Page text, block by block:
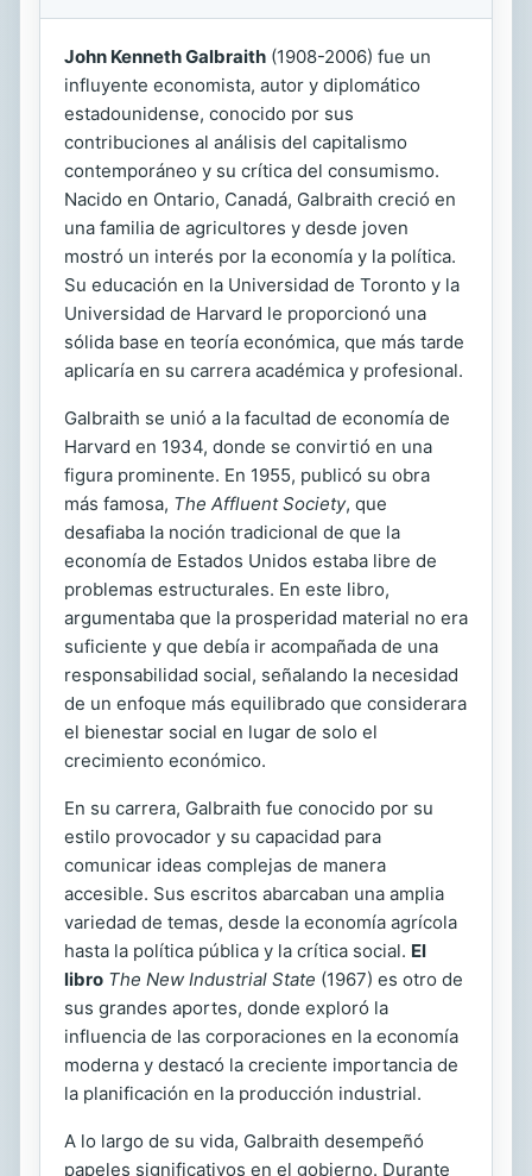
John Kenneth Galbraith (1908-2006) fue un
influyente economista, autor y diplomático
estadounidense, conocido por sus
contribuciones al análisis del capitalismo
contemporáneo y su crítica del consumismo.
Nacido en Ontario, Canadá, Galbraith creció en
una familia de agricultores y desde joven
mostró un interés por la economía y la política.
Su educación en la Universidad de Toronto y la
Universidad de Harvard le proporcionó una
sólida base en teoría económica, que más tarde
aplicaría en su carrera académica y profesional.
Galbraith se unió a la facultad de economía de
Harvard en 1934, donde se convirtió en una
figura prominente. En 1955, publicó su obra
más famosa, The Affluent Society, que
desafiaba la noción tradicional de que la
economía de Estados Unidos estaba libre de
problemas estructurales. En este libro,
argumentaba que la prosperidad material no era
suficiente y que debía ir acompañada de una
responsabilidad social, señalando la necesidad
de un enfoque más equilibrado que considerara
el bienestar social en lugar de solo el
crecimiento económico.
En su carrera, Galbraith fue conocido por su
estilo provocador y su capacidad para
comunicar ideas complejas de manera
accesible. Sus escritos abarcaban una amplia
variedad de temas, desde la economía agrícola
hasta la política pública y la crítica social. El
libro The New Industrial State (1967) es otro de
sus grandes aportes, donde exploró la
influencia de las corporaciones en la economía
moderna y destacó la creciente importancia de
la planificación en la producción industrial.
A lo largo de su vida, Galbraith desempeñó
papeles significativos en el gobierno. Durante